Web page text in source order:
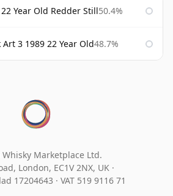
Year Old Redder Still50.4%
3 1989 22 Year Old48.7%
Marketplace Ltd.
London, EC1V 2NX, UK ·
17204643 · VAT 519 9116 71